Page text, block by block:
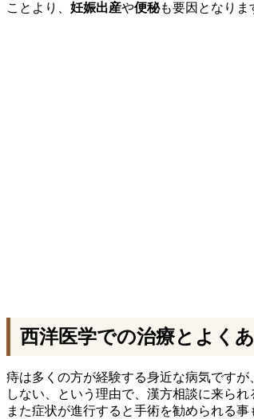
ことより、 妊娠出産や便秘も要因となりま
西洋医学での治療とよく
痔は多くの方が経験する身近な病気です
しない、という理由で、漢方相談に来られ
また症状が進行すると手術を勧められる